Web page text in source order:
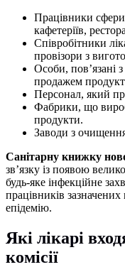
Працівники сфери
кафетеріїв,
Співробітники
провізори з
Особи, пов’язані
продажем
Персонал, який
Фабрики, що
продукти.
Заводи з
Санітарну книжку
зв’язку із появою
будь-яке інфекційне
працівників
епідемію.
Які лікарі
комісії